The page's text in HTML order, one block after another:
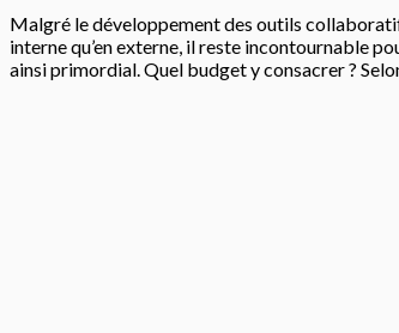
Malgré le développement des outils
interne qu’en externe, il reste incontournable
ainsi primordial. Quel budget y consacrer ?